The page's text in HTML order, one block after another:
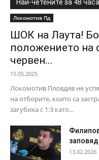
Най-четените за 48 часа
Локомотив Пд
ШОК на Лаута!
положението на
червен...
15.05.2025
Локомотив Пловдив не
на отборите, които са
загубиха с 1:3 като...
13.02.2026